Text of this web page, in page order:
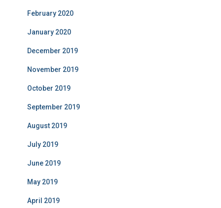
February 2020
January 2020
December 2019
November 2019
October 2019
September 2019
August 2019
July 2019
June 2019
May 2019
April 2019